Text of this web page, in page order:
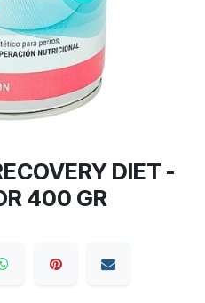
DIET -
400 GR